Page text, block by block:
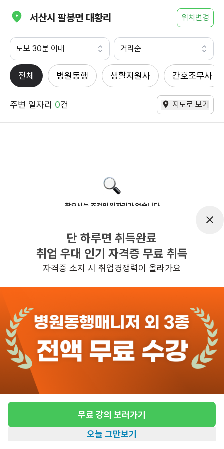
서산시 팔봉면 대황리 위치변경
도보 30분 이내 거리순
전체 병원동행 생활지원사 간호조무사
주변 일자리 0건 지도로 보기
찾으시는 조건의 일자리가 없습니다
반경 3KM 이내의 일자리 확인하기
단 하루면 취득완료
취업 우대 인기 자격증 무료 취득
자격증 소지 시 취업경쟁력이 올라가요
무료 강의 보러가기
오늘 그만보기